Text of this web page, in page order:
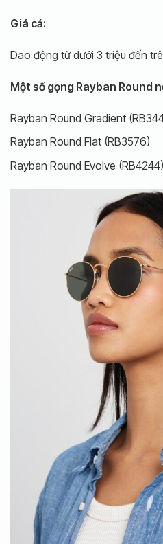
Giá cả:
Dao động từ dưới 3 triệu đến
Một số gọng Rayban Round
Rayban Round Gradient
Rayban Round Flat (RB3576)
Rayban Round Evolve (RB4244)